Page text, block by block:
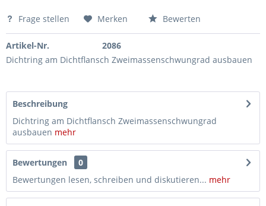
Frage stellen Merken Bewerten
Artikel-Nr.
2086
Dichtring am Dichtflansch Zweimassenschwungrad ausbauen
Beschreibung
Dichtring am Dichtflansch Zweimassenschwungrad
ausbauen mehr
Bewertungen
0
Bewertungen lesen, schreiben und diskutieren... mehr